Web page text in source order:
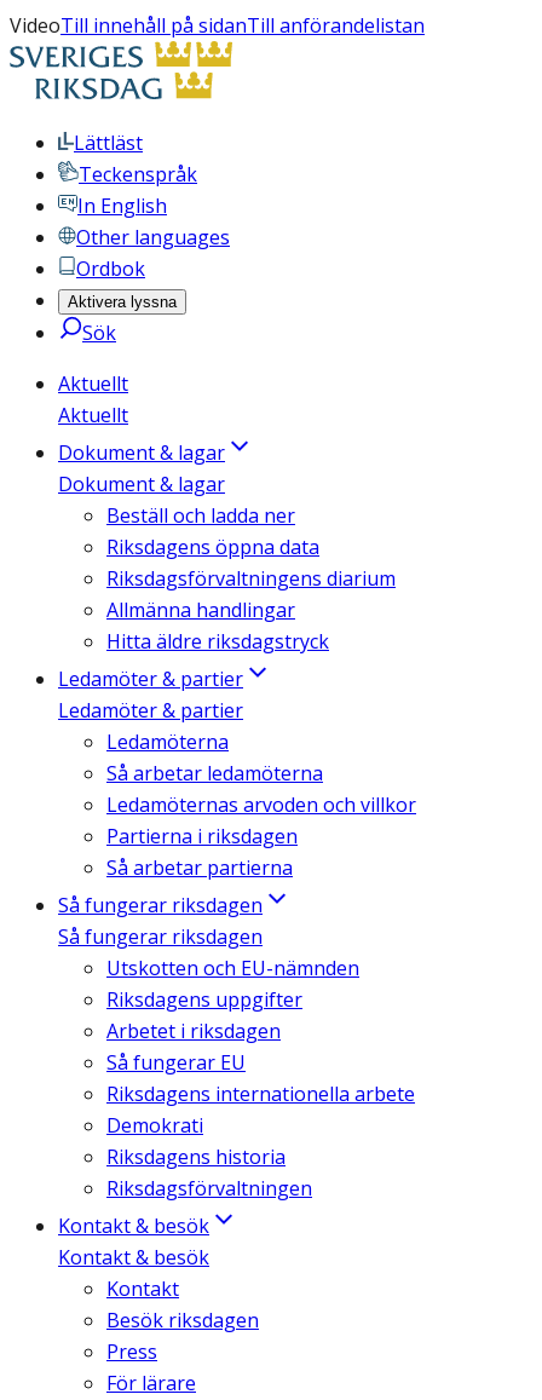
VideoTill innehåll på sidanTill anförandelistan
Lättläst
Teckenspråk
In English
Other languages
Ordbok
Aktivera lyssna
Sök
Aktuellt
Aktuellt
Dokument & lagar
Dokument & lagar
Beställ och ladda ner
Riksdagens öppna data
Riksdagsförvaltningens diarium
Allmänna handlingar
Hitta äldre riksdagstryck
Ledamöter & partier
Ledamöter & partier
Ledamöterna
Så arbetar ledamöterna
Ledamöternas arvoden och villkor
Partierna i riksdagen
Så arbetar partierna
Så fungerar riksdagen
Så fungerar riksdagen
Utskotten och EU-nämnden
Riksdagens uppgifter
Arbetet i riksdagen
Så fungerar EU
Riksdagens internationella arbete
Demokrati
Riksdagens historia
Riksdagsförvaltningen
Kontakt & besök
Kontakt & besök
Kontakt
Besök riksdagen
Press
För lärare